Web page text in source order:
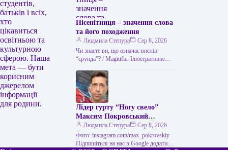
студентів,
батьків і всіх,
хто
цікавиться
освітньою та
культурною
сферою. Наша
мета — бути
корисним
джерелом
інформації
для родини.
Нісенітниця – значення слова
та його походження
Людмила Степура
Сер 8, 2026
Чи знаєте ви, що означає вислів
“єрунда”? / Magnific. Ілюстративне
виявляється цікавішою за його
пряме…
Лідер гурту “Ногу свело”
Максим Покровський
розповів про причини свого
візиту до України.
Людмила Степура
Сер 8, 2026
Фото: instagram.com/max_pokrovskiy
Підпишіться на нас в Google додати